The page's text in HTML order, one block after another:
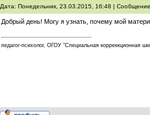
Дата: Понедельник, 23.03.2015, 16:48 |
Добрый день! Могу я узнать, почему мой
педагог-психолог, ОГОУ "Специальная корреккционная